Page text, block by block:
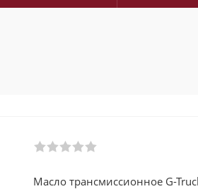
Масло трансмиссионное G-